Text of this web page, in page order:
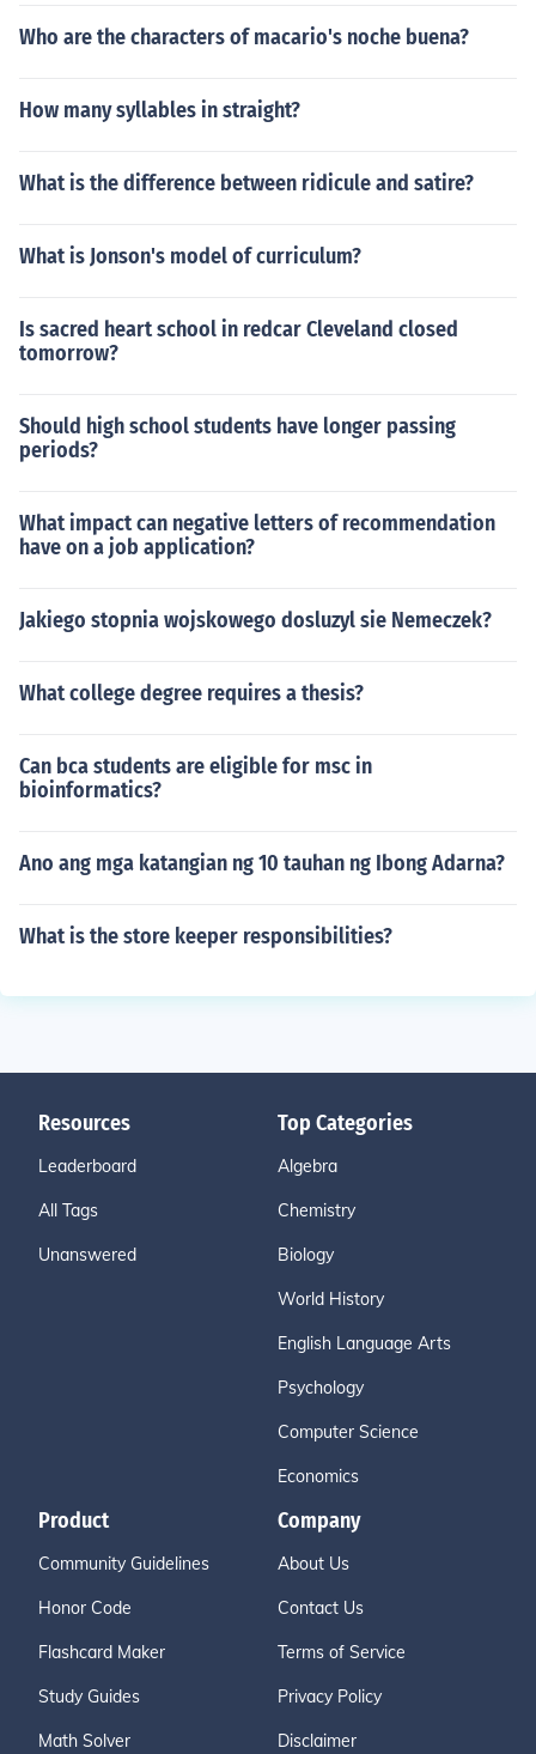
Who are the characters of macario's noche buena?
How many syllables in straight?
What is the difference between ridicule and satire?
What is Jonson's model of curriculum?
Is sacred heart school in redcar Cleveland closed
tomorrow?
Should high school students have longer passing
periods?
What impact can negative letters of recommendation
have on a job application?
Jakiego stopnia wojskowego dosluzyl sie Nemeczek?
What college degree requires a thesis?
Can bca students are eligible for msc in
bioinformatics?
Ano ang mga katangian ng 10 tauhan ng Ibong Adarna?
What is the store keeper responsibilities?
Resources
Leaderboard
All Tags
Unanswered
Top Categories
Algebra
Chemistry
Biology
World History
English Language Arts
Psychology
Computer Science
Economics
Product
Community Guidelines
Honor Code
Flashcard Maker
Study Guides
Math Solver
Company
About Us
Contact Us
Terms of Service
Privacy Policy
Disclaimer